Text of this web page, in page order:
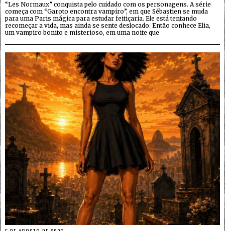
“Les Normaux” conquista pelo cuidado com os personagens. A série
começa com “Garoto encontra vampiro”, em que Sébastien se muda
para uma Paris mágica para estudar feitiçaria. Ele está tentando
recomeçar a vida, mas ainda se sente deslocado. Então conhece Elia,
um vampiro bonito e misterioso, em uma noite que